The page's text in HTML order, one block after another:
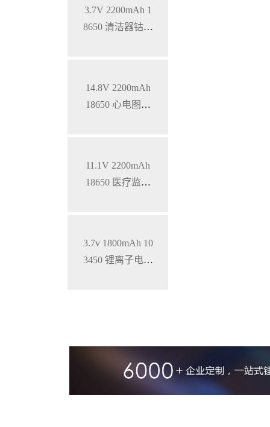
3.7V 2200mAh 1
8650 清洁器钴酸
14.8V 2200mAh
18650 心电图机
11.1V 2200mAh
18650 医疗监护
3.7v 1800mAh 10
3450 锂离子电池